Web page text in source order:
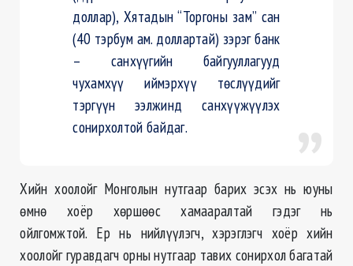
доллар), Хятадын “Торгоны зам” сан
(40 тэрбум ам. доллартай) зэрэг банк
– санхүүгийн байгууллагууд
чухамхүү иймэрхүү төслүүдийг
тэргүүн ээлжинд санхүүжүүлэх
сонирхолтой байдаг.
Хийн хоолойг Монголын нутгаар барих эсэх нь юуны
өмнө хоёр хөршөөс хамааралтай гэдэг нь
ойлгомжтой. Ер нь нийлүүлэгч, хэрэглэгч хоёр хийн
хоолойг гуравдагч орны нутгаар тавих сонирхол багатай